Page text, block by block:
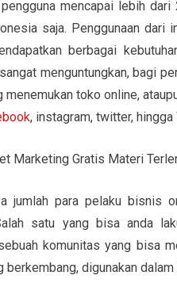
mencapai lebih
saja. Penggunaan dari
berbagai
menguntungkan, bagi
toko online,
, instagram, twitter, hingga
jumlah para pelaku bisnis
satu yang bisa anda
komunitas yang bisa
berkembang, digunakan